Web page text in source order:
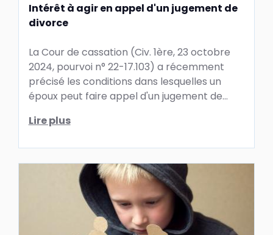
Intérêt à agir en appel d'un jugement de
divorce
La Cour de cassation (Civ. 1ère, 23 octobre
2024, pourvoi n° 22-17.103) a récemment
précisé les conditions dans lesquelles un
époux peut faire appel d'un jugement de
Lire plus